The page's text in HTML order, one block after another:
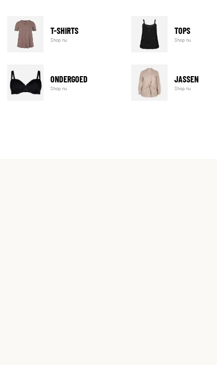
T-SHIRTS
Shop nu
TOPS
Shop nu
ONDERGOED
Shop nu
JASSEN
Shop nu